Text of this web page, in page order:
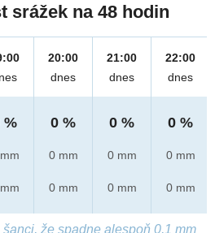
srážek na 48 hodin
%
20:00
dnes
0 %
0 mm
0 mm
21:00
dnes
0 %
0 mm
0 mm
22:00
dnes
0 %
0 mm
0 mm
že spadne alespoň 0,1 mm